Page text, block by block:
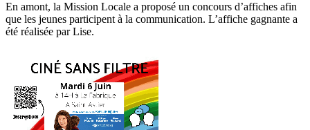
En amont, la Mission Locale a proposé un concours d’affiches afin
que les jeunes participent à la communication. L’affiche gagnante a
été réalisée par Lise.